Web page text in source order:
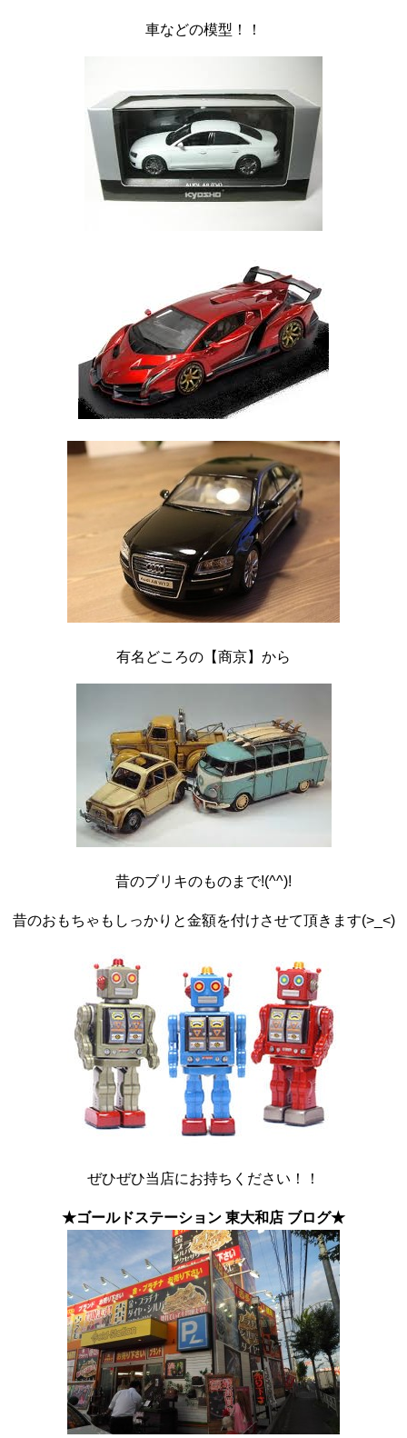
車などの模型！！
有名どころの【商京】から
昔のブリキのものまで!(^^)!
昔のおもちゃもしっかりと金額を付けさせて頂きます(>_<)
ぜひぜひ当店にお持ちください！！
★ゴールドステーション 東大和店 ブログ★